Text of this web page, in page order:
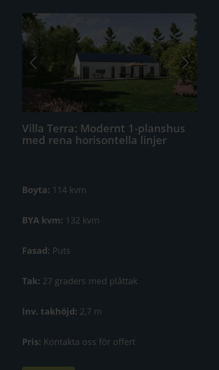
Villa Terra: Modernt 1-planshus
med rena horisontella linjer
Boyta: 114 kvm
BYA kvm: 132 kvm
Fasad: Puts
Tak: 27 graders med plåttak
Inv. takhöjd: 2,7 m
Pris: Kontakta oss för offert